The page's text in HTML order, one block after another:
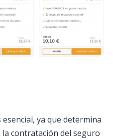
ya que determina
la contratación del seguro